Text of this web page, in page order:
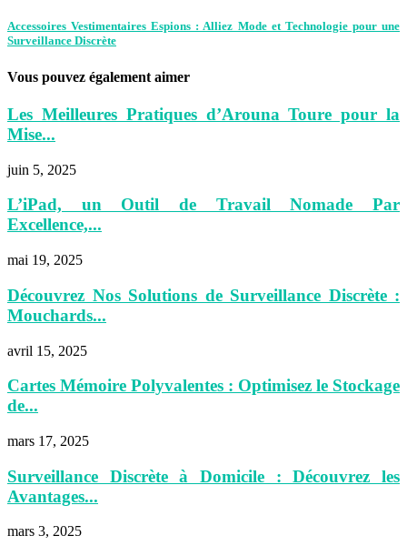
Accessoires Vestimentaires Espions : Alliez Mode et Technologie pour une
Surveillance Discrète
Vous pouvez également aimer
Les Meilleures Pratiques d’Arouna Toure pour la
Mise...
juin 5, 2025
L’iPad, un Outil de Travail Nomade Par
Excellence,...
mai 19, 2025
Découvrez Nos Solutions de Surveillance Discrète :
Mouchards...
avril 15, 2025
Cartes Mémoire Polyvalentes : Optimisez le Stockage
de...
mars 17, 2025
Surveillance Discrète à Domicile : Découvrez les
Avantages...
mars 3, 2025